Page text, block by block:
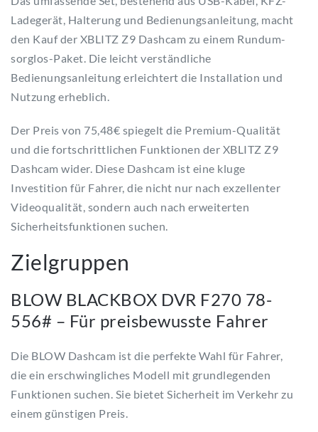
Ladegerät, Halterung und Bedienungsanleitung, macht
den Kauf der XBLITZ Z9 Dashcam zu einem Rundum-
sorglos-Paket. Die leicht verständliche
Bedienungsanleitung erleichtert die Installation und
Nutzung erheblich.
Der Preis von 75,48€ spiegelt die Premium-Qualität
und die fortschrittlichen Funktionen der XBLITZ Z9
Dashcam wider. Diese Dashcam ist eine kluge
Investition für Fahrer, die nicht nur nach exzellenter
Videoqualität, sondern auch nach erweiterten
Sicherheitsfunktionen suchen.
Zielgruppen
BLOW BLACKBOX DVR F270 78-
556# – Für preisbewusste Fahrer
Die BLOW Dashcam ist die perfekte Wahl für Fahrer,
die ein erschwingliches Modell mit grundlegenden
Funktionen suchen. Sie bietet Sicherheit im Verkehr zu
einem günstigen Preis.